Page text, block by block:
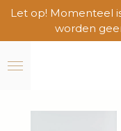
Ga
naar
de
Let op! Momenteel
worden